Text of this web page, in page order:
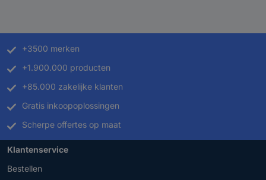
+3500 merken
+1.900.000 producten
+85.000 zakelijke klanten
Gratis inkoopoplossingen
Scherpe offertes op maat
Klantenservice
Bestellen